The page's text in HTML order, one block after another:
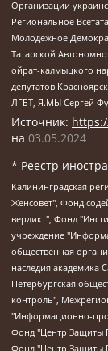
Организации
Региональное
Молодежное
Татарской
ойрат-калмыцкого
депутатов
ЛГБТ, Я.МЫ Сергей
Источник:
на 03.05.2024
* Реестр
Калининградская региональная общественная организация "Экозащита!-Женсовет", Фонд содействия защите прав и свобод граждан "Общественный вердикт", Фонд "Институт Развития Свободы Информации", Частное учреждение "Информационное агентство МЕМО. РУ", Региональная общественная организация "Общественная комиссия по сохранению наследия академика Сахарова", Фонд поддержки свободы прессы, Санкт-Петербургская общественная правозащитная организация "Гражданский контроль", Межрегиональная общественная организация "Информационно-просветительский центр "Мемориал", Региональный Фонд "Центр Защиты Прав Средств Массовой Информации", с 05.12.2023 Фонд "Центр Защиты Прав Средств массовой информации", Региональная общественная благотворительная организация помощи беженцам и мигрантам "Гражданское содействие", Негосударственное образовательное учреждение дополнительного профессионального образования (повышение квалификации) специалистов "АКАДЕМИЯ ПО ПРАВАМ ЧЕЛОВЕКА", Свердловская региональная общественная организация "Сутяжник", Автономная некоммерческая организация "Центр независимых социологических исследований", Союз общественных объединений "Российский исследовательский центр по правам человека", Региональное общественное учреждение научно-информационный центр "МЕМОРИАЛ", Некоммерческая организация "Фонд защиты гласности", Автономная некоммерческая организация "Институт прав человека", Городская общественная организация "Екатеринбургское общество "МЕМОРИАЛ", Городская общественная организация "Рязанское историко-просветительское и правозащитное общество "Мемориал" (Рязанский Мемориал), Челябинский региональный орган общественной самодеятельности – женское общественное объединение "Женщины Евразии", Челябинский региональный орган общественной самодеятельности "Уральская правозащитная группа", Фонд содействия защите здоровья и социальной справедливости имени Андрея Рылькова, Автономная Некоммерческая Организация "Аналитический Центр Юрия Левады", Автономная некоммерческая организация социальной поддержки населения "Проект Апрель", Региональная общественная организация помощи женщинам и детям, находящимся в кризисной ситуации "Информационно-методический центр "Анна", Фонд содействия развитию массовых коммуникаций и правовому просвещению "Так-так-Так", Фонд содействия устойчивому развитию "Серебряная тайга", Свердловский региональный общественный фонд социальных проектов "Новое время", "Idel.Реалии", Кавказ.Реалии, Крым.Реалии, Телеканал Настоящее Время, Татаро-башкирская служба Радио Свобода (Azatliq Radiosi), Радио Свободная Европа/Радио Свобода (PCE/PC), "Сибирь.Реалии", "Фактограф", Благотворительный фонд помощи осужденным и их семьям, Автономная некоммерческая организация "Институт глобализации и социальных движений", Фонд "В защиту прав заключенных", Частное учреждение "Центр поддержки и содействия развитию